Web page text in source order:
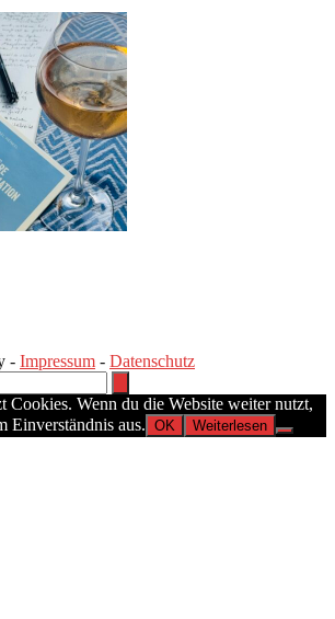
- Impressum - Datenschutz
Cookies. Wenn du die Website weiter nutzt,
Einverständnis aus. OK Weiterlesen